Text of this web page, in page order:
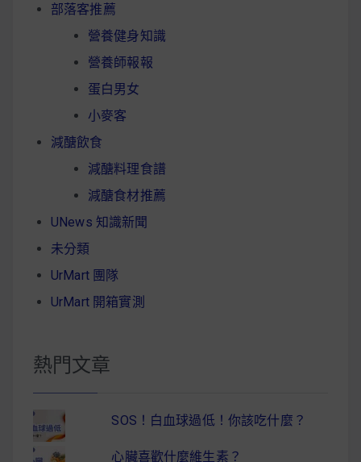
部落客推薦
營養健身知識
營養師報報
蛋白男女
小麥客
減醣飲食
減醣料理食譜
減醣食材推薦
UNews 知識新聞
未分類
UrMart 團隊
UrMart 開箱實測
熱門文章
SOS！白血球過低！你該吃什麼？
心臟喜歡什麼維生素？